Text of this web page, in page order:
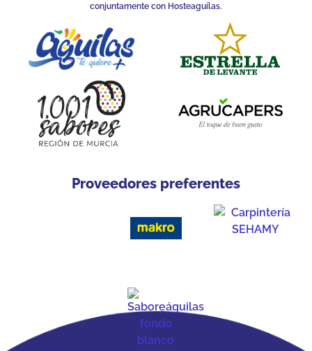
conjuntamente con Hosteaguilas.
Proveedores preferentes